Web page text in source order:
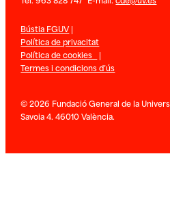
Bústia FGUV|
Política de privacitat
Política de cookies |
Termes i condicions d’ús
© 2026 Fundació General de la
Savoia 4. 46010 València.